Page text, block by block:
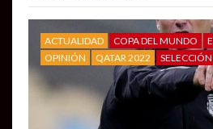
ACTUALIDAD COPA DEL MUNDO
OPINIÓN
QATAR 2022